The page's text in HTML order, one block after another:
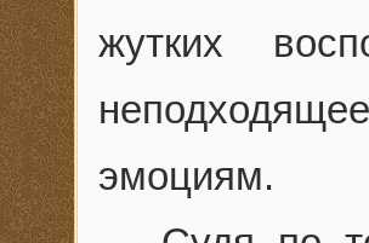
жутких
эмоциям.